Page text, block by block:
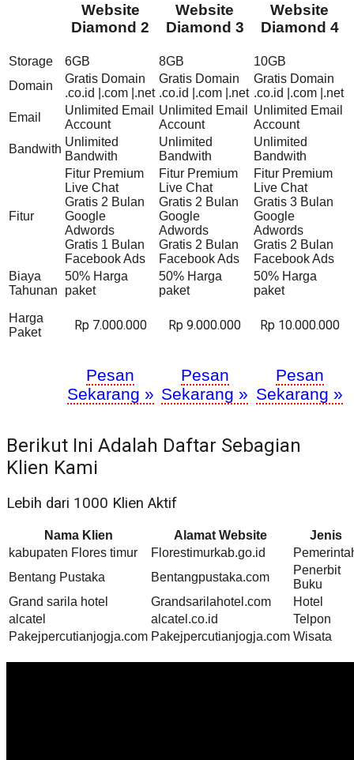
Website
Diamond 2
Website
Diamond 3
Website
Diamond 4
Storage 6GB 8GB
10GB
Domain
Gratis Domain
.co.id |.com |.net
Gratis Domain
.co.id |.com |.net
Gratis Domain
.co.id |.com |.net
Email
Unlimited Email
Account
Unlimited Email
Account
Unlimited Email
Account
Bandwith
Unlimited
Bandwith
Unlimited
Bandwith
Unlimited
Bandwith
Fitur
Fitur Premium
Live Chat
Gratis 2 Bulan
Google
Adwords
Gratis 1 Bulan
Facebook Ads
Fitur Premium
Live Chat
Gratis 2 Bulan
Google
Adwords
Gratis 2 Bulan
Facebook Ads
Fitur Premium
Live Chat
Gratis 3 Bulan
Google
Adwords
Gratis 2 Bulan
Facebook Ads
Biaya
Tahunan
50% Harga
paket
50% Harga
paket
50% Harga
paket
Harga
Paket
Rp 7.000.000 Rp 9.000.000 Rp 10.000.000
Pesan
Sekarang »
Pesan
Sekarang »
Pesan
Sekarang »
Berikut Ini Adalah Daftar Sebagian
Klien Kami
Lebih dari 1000 Klien Aktif
Nama Klien Alamat Website
Jenis
kabupaten Flores timur
Florestimurkab.go.id
Bentang Pustaka
Bentangpustaka.com
Penerbit
Buku
Grand sarila hotel
Grandsarilahotel.com
Hotel
alcatel
alcatel.co.id
Telpon
Pakejpercutianjogja.com Pakejpercutianjogja.com Wisata